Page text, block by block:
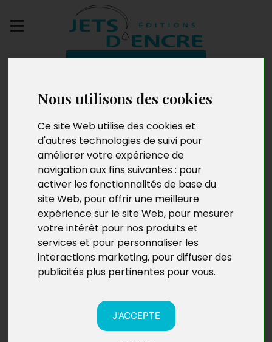
Nous utilisons des cookies
Ce site Web utilise des cookies et
d'autres technologies de suivi pour
améliorer votre expérience de
navigation aux fins suivantes : pour
activer les fonctionnalités de base du
site Web, pour offrir une meilleure
expérience sur le site Web, pour mesurer
votre intérêt pour nos produits et
services et pour personnaliser les
interactions marketing, pour diffuser des
publicités plus pertinentes pour vous.
J'ACCEPTE
Envoyez votre
Un jour les anges m’ont
parlé de toi. Tome 2 :
Vent d’Automne